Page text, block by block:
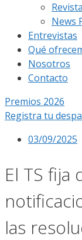
News
Entrevistas
Qué
Nosotros
Contacto
Premios 2026
Registra tu
03/09/2025
El TS fija
las